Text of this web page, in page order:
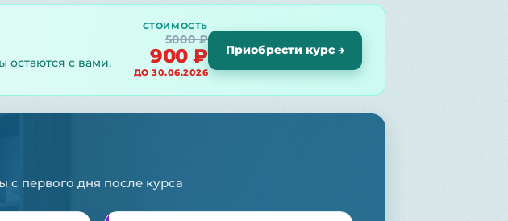
остаются с вами.
СТОИМОСТЬ
5000 ₽
900 ₽
ДО 30.06.2026
Приобрести курс →
первого дня после курса